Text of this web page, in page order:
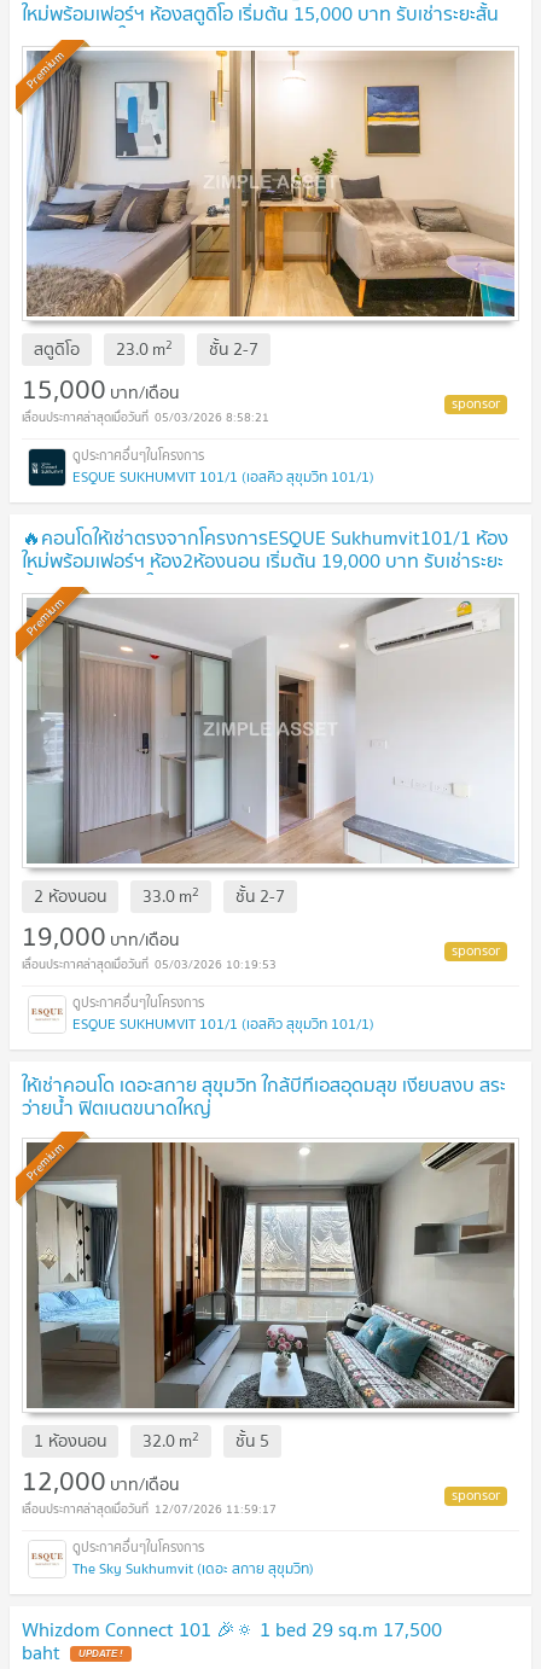
ใหม่พร้อมเฟอร์ฯ ห้องสตูดิโอ เริ่มต้น 15,000 บาท รับเช่าระยะสั้น
พร้อมเข้าอยู่ ใกล้BTSปุณณวิถี
Premium
สตูดิโอ 23.0m2 ชั้น 2-7
15,000 บาท/เดือน
05/03/2026 8:58:21
ESQUE SUKHUMVIT 101/1 (เอสคิว สุขุมวิท 101/1)
🔥คอนโดให้เช่าตรงจากโครงการESQUE Sukhumvit101/1 ห้อง
ใหม่พร้อมเฟอร์ฯ ห้อง2ห้องนอน เริ่มต้น 19,000 บาท รับเช่าระยะ
สั้น พร้อมเข้าอยู่ ใกล้BTSปุณณวิถี
Premium
2 ห้องนอน 33.0m2 ชั้น 2-7
19,000 บาท/เดือน
05/03/2026 10:19:53
ESQUE SUKHUMVIT 101/1 (เอสคิว สุขุมวิท 101/1)
ให้เช่าคอนโด เดอะสกาย สุขุมวิท ใกล้บีทีเอสอุดมสุข เงียบสงบ สระ
ว่ายน้ำ ฟิตเนตขนาดใหญ่
Premium
1 ห้องนอน 32.0m2 ชั้น 5
12,000 บาท/เดือน
12/07/2026 11:59:17
The Sky Sukhumvit (เดอะ สกาย สุขุมวิท)
Whizdom Connect 101 🎉🔅 1 bed 29 sq.m 17,500
baht UPDATE !